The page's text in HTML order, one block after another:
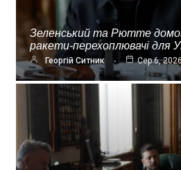
Зеленський та Рютте
ракети-перехоплювачі для
Георгій Ситник Сер 6,